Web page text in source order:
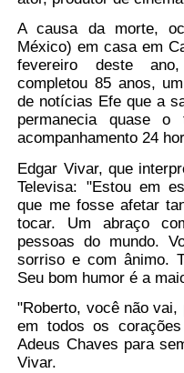
A causa da morte,
México) em casa em
fevereiro deste
completou 85 anos,
de notícias Efe que a
permanecia quase
acompanhamento 24
Edgar Vivar, que
Televisa: "Estou em
que me fosse afetar
tocar. Um abraço
pessoas do mundo.
sorriso e com ânimo.
Seu bom humor é a
"Roberto, você não
em todos os
Adeus Chaves para
Vivar.